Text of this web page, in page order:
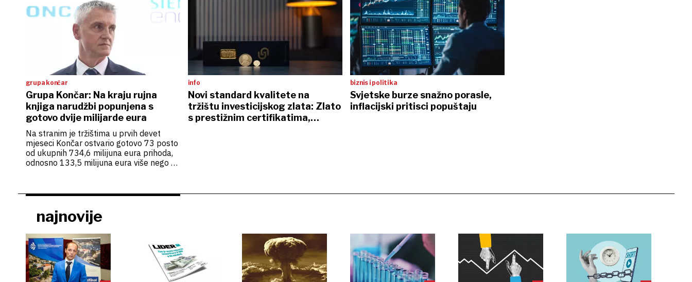
grupa končar
Grupa Končar: Na kraju rujna
knjiga narudžbi popunjena s
gotovo dvije milijarde eura
Na stranim je tržištima u prvih devet
mjeseci Končar ostvario gotovo 73 posto
od ukupnih 734,6 milijuna eura prihoda,
odnosno 133,5 milijuna eura više nego u
info
Novi standard kvalitete na
tržištu investicijskog zlata: Zlato
s prestižnim certifikatima,
biznis i politika
Svjetske burze snažno porasle,
inflacijski pritisci popuštaju
najnovije